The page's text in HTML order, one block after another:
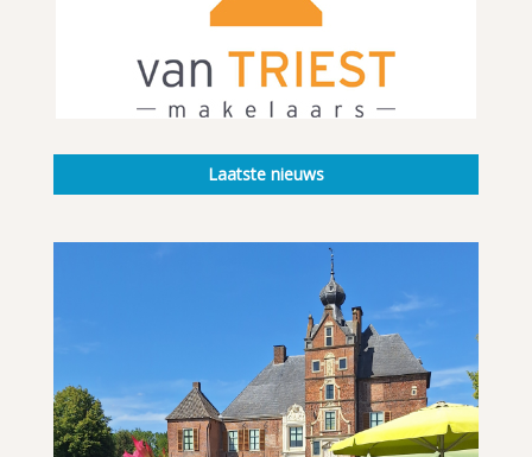
Laatste nieuws